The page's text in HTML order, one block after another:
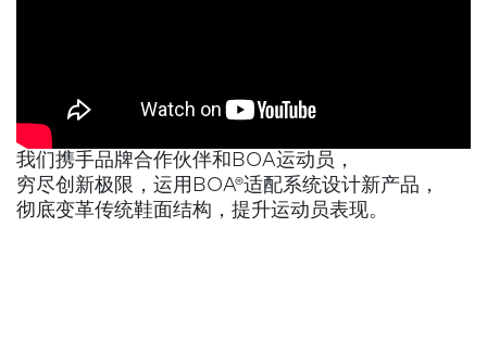
我们携手品牌合作伙伴和BOA运动员，
穷尽创新极限，运用BOA®适配系统设计新产品，
彻底变革传统鞋面结构，提升运动员表现。